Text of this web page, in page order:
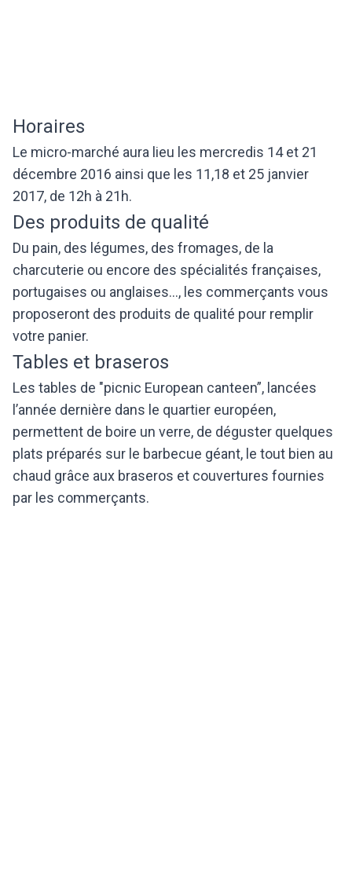
Horaires
Le micro-marché aura lieu les mercredis 14 et 21
décembre 2016 ainsi que les 11,18 et 25 janvier
2017, de 12h à 21h.
Des produits de qualité
Du pain, des légumes, des fromages, de la
charcuterie ou encore des spécialités françaises,
portugaises ou anglaises..., les commerçants vous
proposeront des produits de qualité pour remplir
votre panier.
Tables et braseros
Les tables de "picnic European canteen”, lancées
l’année dernière dans le quartier européen,
permettent de boire un verre, de déguster quelques
plats préparés sur le barbecue géant, le tout bien au
chaud grâce aux braseros et couvertures fournies
par les commerçants.